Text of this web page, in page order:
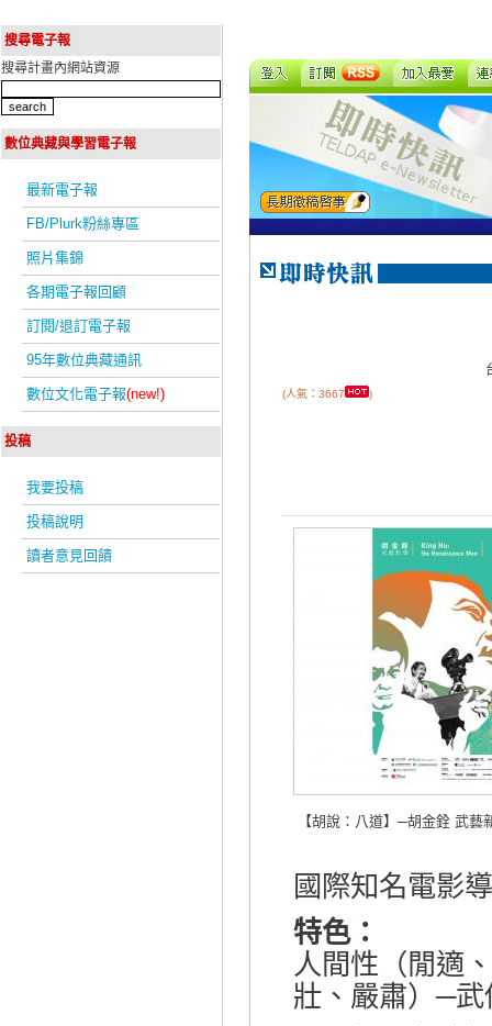
搜尋電子報
搜尋計畫內網站資源
數位典藏與學習電子報
最新電子報
FB/Plurk粉絲專區
照片集錦
各期電子報回顧
訂閱/退訂電子報
95年數位典藏通訊
數位文化電子報(new!)
投稿
我要投稿
投稿說明
讀者意見回饋
(人氣：3667 )
【胡說：八道】─胡金銓 武藝
國際知名電影
特色：
人間性（閒適
壯、嚴肅）─武